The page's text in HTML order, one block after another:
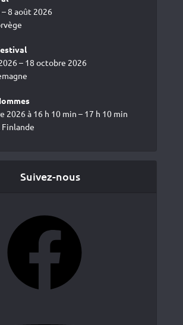
8 août 2026
– 18 octobre 2026
2026 à 16 h 10 min – 17 h 10 min
Suivez-nous